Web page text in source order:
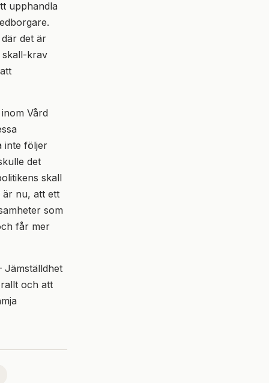
upphandla
det är
skall-krav
Vård
inte följer
det
skall
är nu, att ett
som
får mer
Jämställdhet
och att